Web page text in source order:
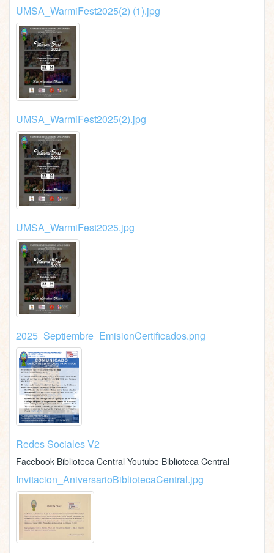
UMSA_WarmiFest2025(2) (1).jpg
UMSA_WarmiFest2025(2).jpg
UMSA_WarmiFest2025.jpg
2025_Septiembre_EmisionCertificados.png
Redes Sociales V2
Facebook Biblioteca Central Youtube Biblioteca Central
Invitacion_AniversarioBibliotecaCentral.jpg